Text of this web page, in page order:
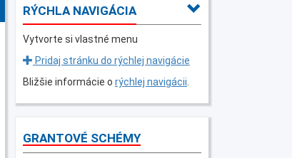
RÝCHLA NAVIGÁCIA
Vytvorte si vlastné menu
Pridaj stránku do rýchlej navigácie
Bližšie informácie o rýchlej navigácii
GRANTOVÉ SCHÉMY